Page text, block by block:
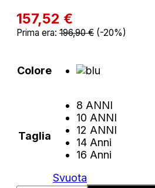
157,52 €
Prima era: 196,90€ (-20%)
Colore
Taglia
8 ANNI
10 ANNI
12 ANNI
14 Anni
16 Anni
Svuota